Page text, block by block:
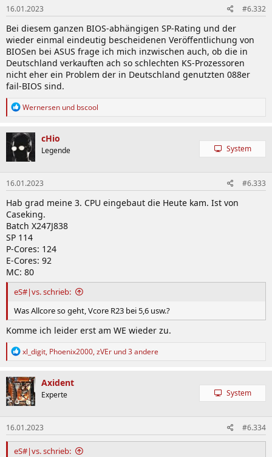
16.01.2023 #6.332
Bei diesem ganzen BIOS-abhängigen SP-Rating und der
wieder einmal eindeutig bescheidenen Veröffentlichung von
BIOSen bei ASUS frage ich mich inzwischen auch, ob die in
Deutschland verkauften ach so schlechten KS-Prozessoren
nicht eher ein Problem der in Deutschland genutzten 088er
fail-BIOS sind.
R
k
t
o
n
e
n
Wernersen und bscool
cHio
Legende System
16.01.2023 #6.333
Hab grad meine 3. CPU eingebaut die Heute kam. Ist von
Caseking.
Batch X247J838
SP 114
P-Cores: 124
E-Cores: 92
MC: 80
eS#|vs. schrieb:
Was Allcore so geht, Vcore R23 bei 5,6 usw.?
Komme ich leider erst am WE wieder zu.
R
k
t
i
o
n
e
n
:
xl_digit, Phoenix2000, zVEr und 3 andere
Axident
Experte System
16.01.2023 #6.334
eS#|vs. schrieb: